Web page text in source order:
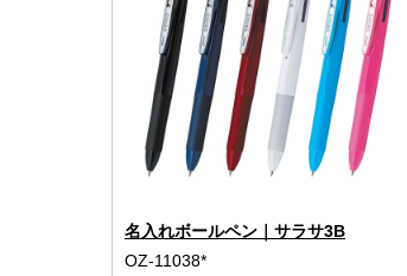
名入れボールペン｜サラサ3B
OZ-11038*